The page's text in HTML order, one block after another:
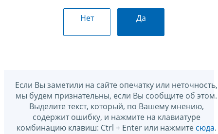
Нет Да
Если Вы заметили на сайте опечатку или неточность,
мы будем признательны, если Вы сообщите об этом.
Выделите текст, который, по Вашему мнению,
содержит ошибку, и нажмите на клавиатуре
комбинацию клавиш: Ctrl + Enter или нажмите сюда.